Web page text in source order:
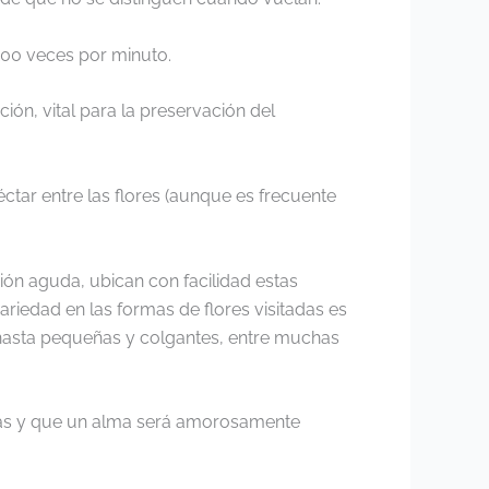
veces por minuto.
vital para la preservación del
entre las flores (aunque es frecuente
aguda, ubican con facilidad estas
en las formas de flores visitadas es
pequeñas y colgantes, entre muchas
y que un alma será amorosamente